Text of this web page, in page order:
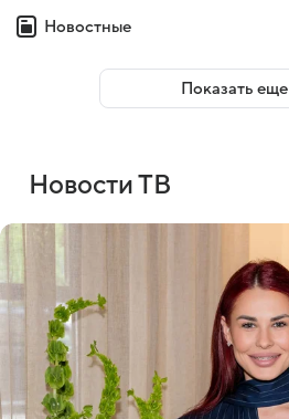
Новостные
Показать еще
Новости ТВ